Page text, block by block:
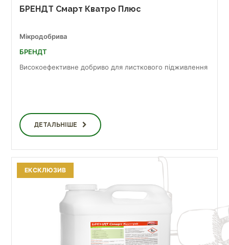
БРЕНДТ Смарт Кватро Плюс
Мікродобрива
БРЕНДТ
Високоефективне добриво для листкового підживлення
ДЕТАЛЬНІШЕ
ЕКСКЛЮЗИВ